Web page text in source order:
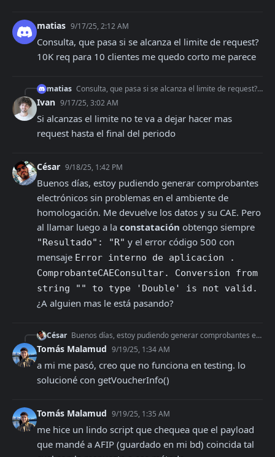
matias 9/17/25, 2:12 AM
Consulta, que pasa si se alcanza el limite de request?
10K req para 10 clientes me quedo corto me parece
matias Consulta, que pasa si se alcanza el limite de request? 10K req para 10 clientes me quedo corto me parece
Ivan 9/17/25, 3:02 AM
Si alcanzas el limite no te va a dejar hacer mas
request hasta el final del periodo
César 9/18/25, 1:42 PM
Buenos días, estoy pudiendo generar comprobantes
electrónicos sin problemas en el ambiente de
homologación. Me devuelve los datos y su CAE. Pero
al llamar luego a la constatación
"Resultado": "R" y el error código 500 con
mensaje Error interno de aplicacion .
ComprobanteCAEConsultar. Conversion from
string "" to type 'Double' is not valid.
¿A alguien mas le está pasando?
César Buenos días, estoy pudiendo generar comprobantes electrónicos sin problemas en el ambiente de homologación. Me devuelve los datos y su CAE. Pero al llamar luego
Tomás Malamud 9/19/25, 1:34 AM
a mi me pasó, creo que no funciona en testing. lo
solucioné con getVoucherInfo()
Tomás Malamud 9/19/25, 1:35 AM
me hice un lindo script que chequea que el payload
que mandé a AFIP (guardado en mi bd) coincida tal